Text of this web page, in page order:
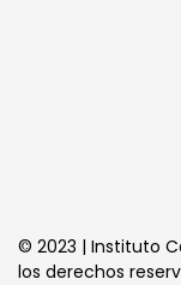
los derechos